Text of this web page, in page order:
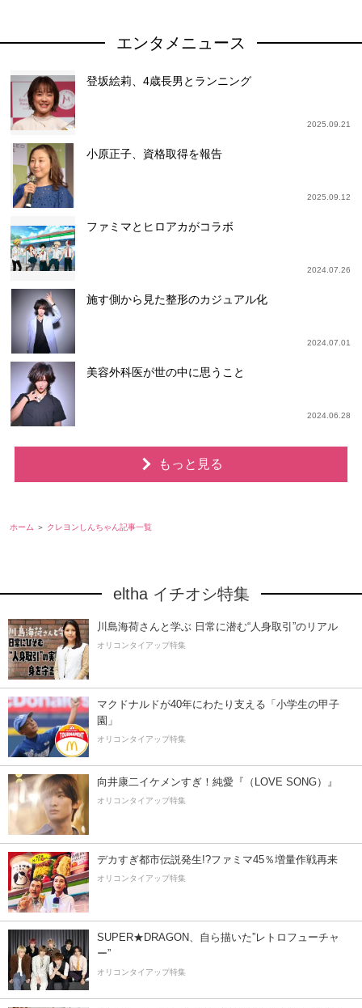
エンタメニュース
登坂絵莉、4歳長男とランニング
2025.09.21
小原正子、資格取得を報告
2025.09.12
ファミマとヒロアカがコラボ
2024.07.26
施す側から見た整形のカジュアル化
2024.07.01
美容外科医が世の中に思うこと
2024.06.28
もっと見る
ホーム クレヨンしんちゃん記事一覧
eltha イチオシ特集
川島海荷さんと学ぶ 日常に潜む“人身取引”のリアル
オリコンタイアップ特集
マクドナルドが40年にわたり支える「小学生の甲子
園」
オリコンタイアップ特集
向井康二イケメンすぎ！純愛『（LOVE SONG）』
オリコンタイアップ特集
デカすぎ都市伝説発生!?ファミマ45％増量作戦再来
オリコンタイアップ特集
SUPER★DRAGON、自ら描いた”レトロフューチャ
ー”
オリコンタイアップ特集